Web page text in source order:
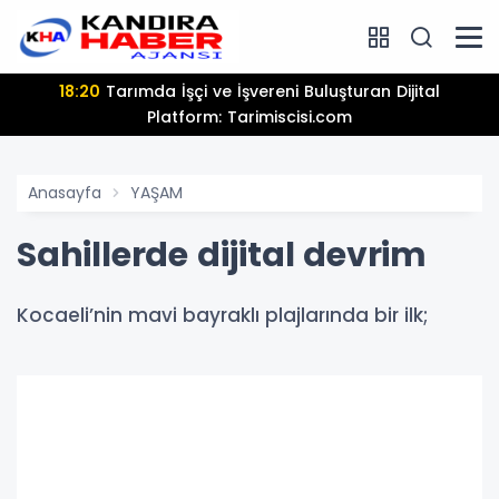
18:20
Platform: Tarimiscisi.com
Anasayfa YAŞAM
Sahillerde dijital devrim
Kocaeli’nin mavi bayraklı plajlarında bir ilk;